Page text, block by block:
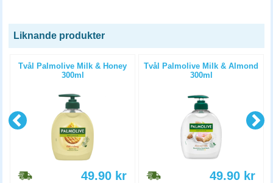
Liknande produkter
Tvål Palmolive Milk & Honey
300ml
49.90 kr
Tvål Palmolive Milk & Almond
300ml
49.90 kr